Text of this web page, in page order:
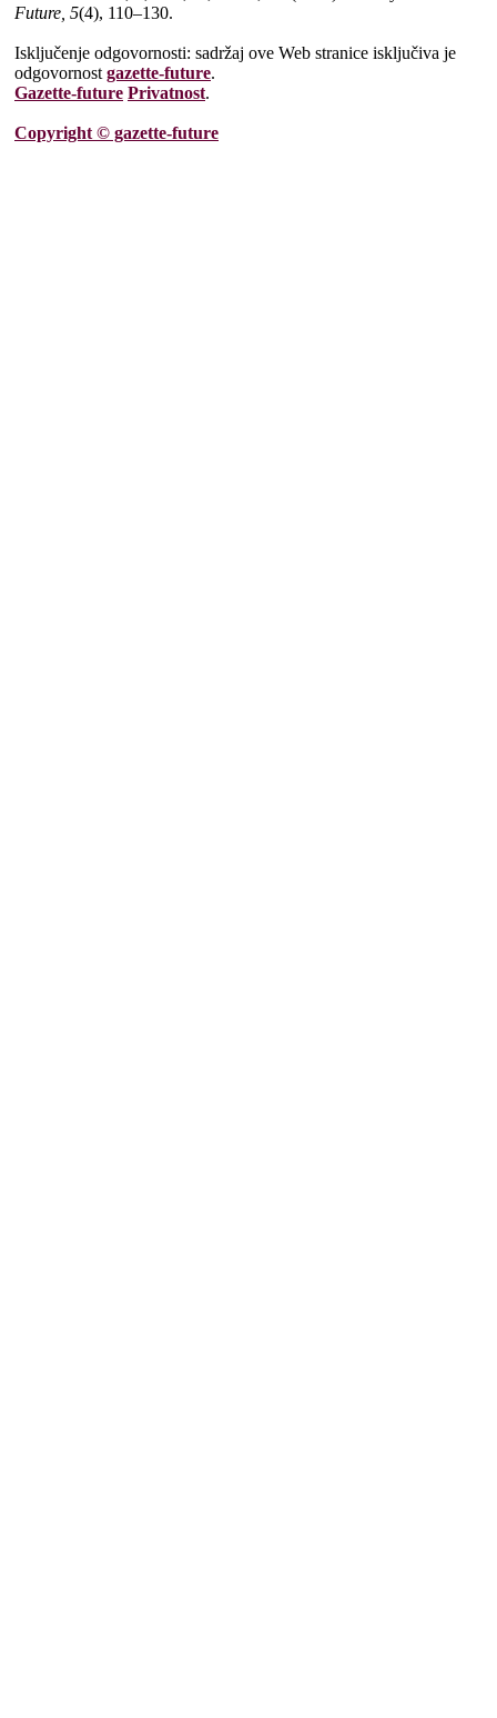
Future, 5(4), 110–130.
Isključenje odgovornosti: sadržaj ove Web stranice isključiva je
odgovornost gazette-future.
Gazette-future Privatnost.
Copyright © gazette-future